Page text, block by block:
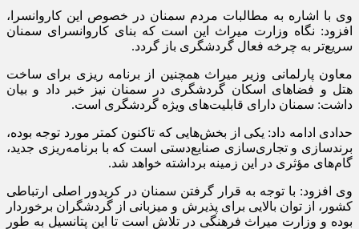
وی با اشاره به مطالبات مردم سمنان در خصوص این کاروانسرا،
افزود: نگاه وزارت میراث این است که بنای کاروانسرای سمنان
سریع‌تر به چرخه فعال گردشگری باز گردد.
معاون پارلمانی وزیر میراث همچنین از برنامه ریزی برای ساخت
هتل و فضاهای اسکان گردشگری در سمنان نیز خبر داد و بیان
داشت: سمنان دارای قابلیت‌های ویژه گردشگری است.
حدادی ادامه داد: یکی از بخش‌هایی که تاکنون کمتر مورد توجه بوده،
برندسازی و تجاری‌سازی صنایع‌دستی است که با برنامه‌ریزی جدید،
گام‌های مؤثری در این زمینه برداشته خواهد شد.
وی افزود: با توجه به قرار گرفتن سمنان در کریدور اصلی ارتباطی
کشور، از توان بالایی برای پذیرش و میزبانی از گردشگران برخوردار
بوده و وزارت میراث فرهنگی در تلاش است تا این پتانسیل به طور